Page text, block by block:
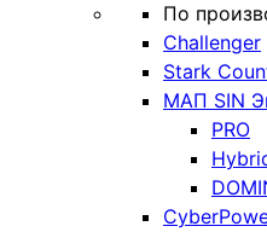
По
Challenger
Stark
МАП SIN
PRO